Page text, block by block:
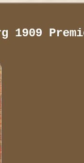
1909